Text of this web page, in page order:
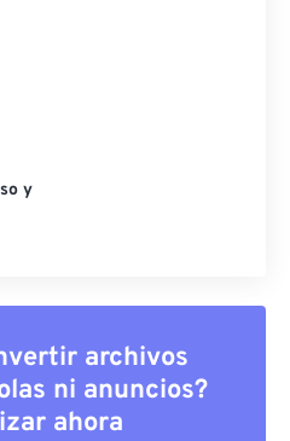
y
archivos
ni anuncios?
ahora